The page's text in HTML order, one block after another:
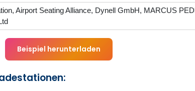
Airport Seating Alliance, Dynell GmbH, MARCUS
Beispiel herunterladen